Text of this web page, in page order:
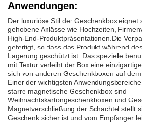
Anwendungen:
Der luxuriöse Stil der Geschenkbox eignet
gehobene Anlässe wie Hochzeiten,
High-End-Produktpräsentationen.Die
gefertigt, so dass das Produkt während
Lagerung geschützt ist. Das spezielle
mit Textur verleiht der Box eine
sich von anderen Geschenkboxen auf dem
Einer der wichtigsten
starre magnetische Geschenkbox sind
Weihnachtskartongeschenkboxen.und
Magnetverschließung der Schachtel stellt
Geschenk sicher ist und vom Empfänger